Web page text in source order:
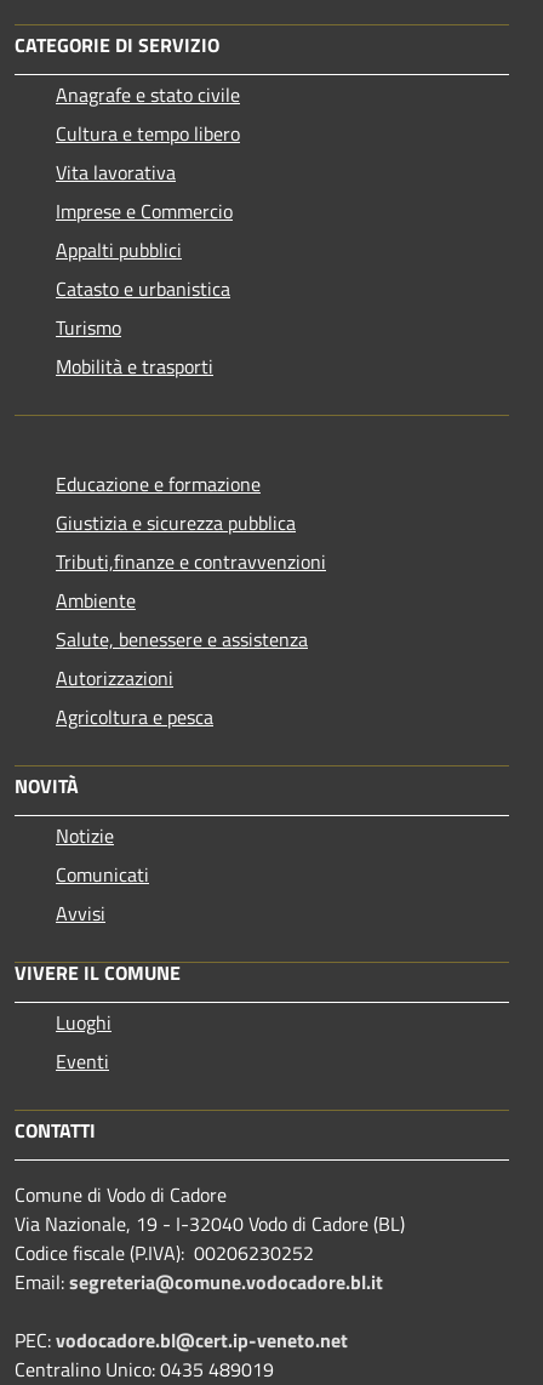
CATEGORIE DI SERVIZIO
Anagrafe e stato civile
Cultura e tempo libero
Vita lavorativa
Imprese e Commercio
Appalti pubblici
Catasto e urbanistica
Turismo
Mobilità e trasporti
Educazione e formazione
Giustizia e sicurezza pubblica
Tributi,finanze e contravvenzioni
Ambiente
Salute, benessere e assistenza
Autorizzazioni
Agricoltura e pesca
NOVITÀ
Notizie
Comunicati
Avvisi
VIVERE IL COMUNE
Luoghi
Eventi
CONTATTI
Comune di Vodo di Cadore
Via Nazionale, 19 - I-32040 Vodo di Cadore (BL)
Codice fiscale (P.IVA): 00206230252
Email:segreteria@comune.vodocadore.bl.it
PEC:vodocadore.bl@cert.ip-veneto.net
Centralino Unico: 0435 489019